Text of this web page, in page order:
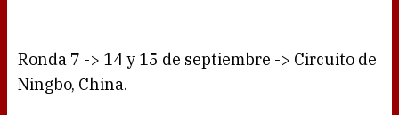
Ronda 7 -> 14 y 15 de septiembre -> Circuito de
Ningbo, China.